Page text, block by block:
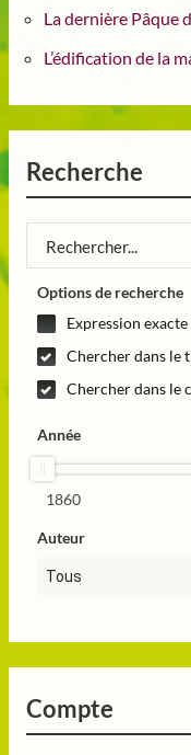
La dernière Pâque
L’édification de la
Recherche
Options de recherche
Expression exacte
Chercher dans le
Chercher dans le
Année
1860
Auteur
Tous
Compte